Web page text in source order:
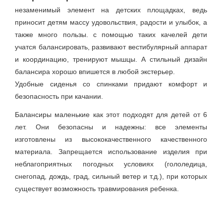
незаменимый элемент на детских площадках, ведь
приносит детям массу удовольствия, радости и улыбок, а
также много пользы. с помощью таких качелей дети
учатся балансировать, развивают вестибулярный аппарат
и координацию, тренируют мышцы. А стильный дизайн
балансира хорошо впишется в любой экстерьер.
Удобные сиденья со спинками придают комфорт и
безопасность при качании.
Балансиры маленькие как этот подходят для детей от 6
лет. Они безопасны и надежны: все элементы
изготовлены из высококачественного качественного
материала. Запрещается использование изделия при
неблагоприятных погодных условиях (гололедица,
снегопад, дождь, град, сильный ветер и т.д.), при которых
существует возможность травмирования ребенка.